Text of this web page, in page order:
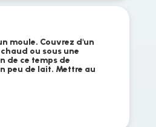
moule. Couvrez d'un
ou sous une
de ce temps de
peu de lait. Mettre au